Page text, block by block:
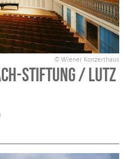
© Wiener Konzerthaus
Stiftung / Lutz